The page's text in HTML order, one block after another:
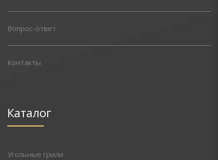
Вопрос-ответ
Контакты
Каталог
Угольные грили